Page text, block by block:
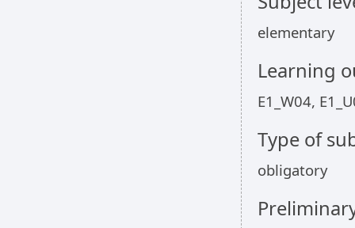
elementary
Learning
E1_W04,
Type of
obligatory